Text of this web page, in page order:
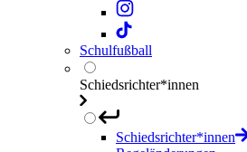
Schulfußball
Schiedsrichter*innen
Schiedsrichter*innen